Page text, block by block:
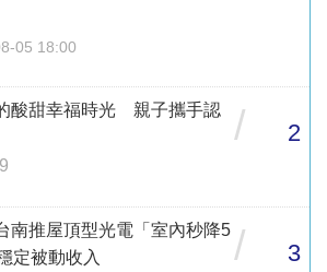
05 18:00
酸甜幸福時光 親子攜手認
/ 2
南推屋頂型光電「室內秒降5
定被動收入
/ 3